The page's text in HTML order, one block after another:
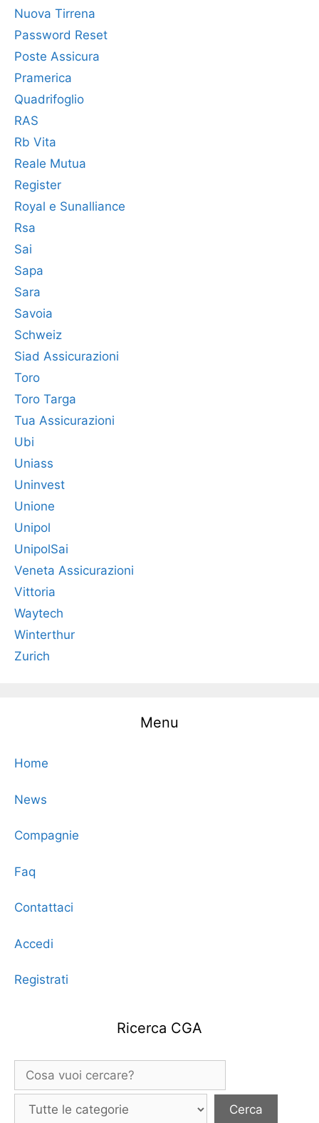
Nuova Tirrena
Password Reset
Poste Assicura
Pramerica
Quadrifoglio
RAS
Rb Vita
Reale Mutua
Register
Royal e Sunalliance
Rsa
Sai
Sapa
Sara
Savoia
Schweiz
Siad Assicurazioni
Toro
Toro Targa
Tua Assicurazioni
Ubi
Uniass
Uninvest
Unione
Unipol
UnipolSai
Veneta Assicurazioni
Vittoria
Waytech
Winterthur
Zurich
Menu
Home
News
Compagnie
Faq
Contattaci
Accedi
Registrati
Ricerca CGA